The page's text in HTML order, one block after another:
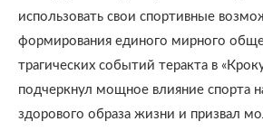
использовать свои спортивные
формирования единого мирного
трагических событий теракта в
подчеркнул мощное влияние спорта
здорового образа жизни и призвал